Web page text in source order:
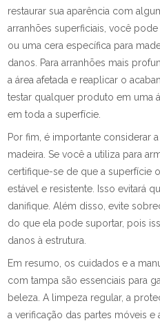
restaurar sua aparência com
arranhões superficiais, você
ou uma cera específica para
danos. Para arranhões mais
a área afetada e reaplicar o
testar qualquer produto em uma
em toda a superfície.
Por fim, é importante considerar
madeira. Se você a utiliza para
certifique-se de que a superfície
estável e resistente. Isso evitará
danifique. Além disso, evite
do que ela pode suportar, pois
danos à estrutura.
Em resumo, os cuidados e a
com tampa são essenciais para
beleza. A limpeza regular, a
a verificação das partes móveis e